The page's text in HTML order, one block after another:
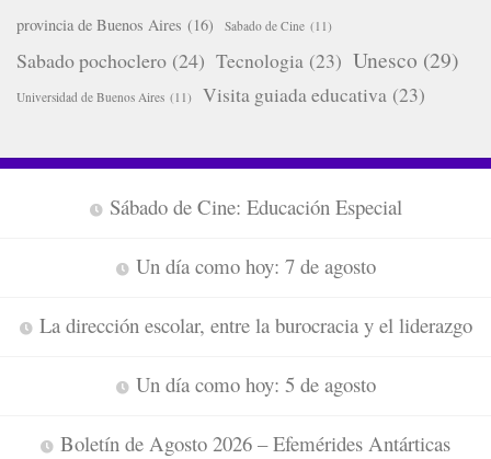
provincia de Buenos Aires (16) Sabado de Cine (11)
Sabado pochoclero (24) Tecnologia (23) Unesco (29)
Universidad de Buenos Aires (11) Visita guiada educativa (23)
Sábado de Cine: Educación Especial
Un día como hoy: 7 de agosto
La dirección escolar, entre la burocracia y el liderazgo
Un día como hoy: 5 de agosto
Boletín de Agosto 2026 – Efemérides Antárticas